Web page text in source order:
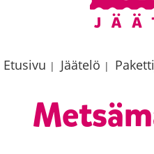
Etusivu | Jäätelö |